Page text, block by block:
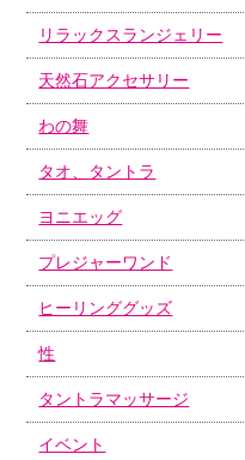
リラックスランジェリー
天然石アクセサリー
わの舞
タオ、タントラ
ヨニエッグ
プレジャーワンド
ヒーリンググッズ
性
タントラマッサージ
イベント